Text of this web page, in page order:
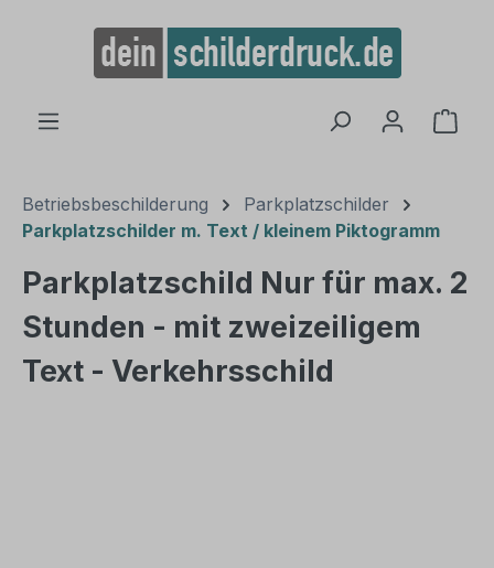
springen
Betriebsbeschilderung
Parkplatzschilder
Parkplatzschilder m. Text / kleinem Piktogramm
Parkplatzschild Nur für max. 2
Stunden - mit zweizeiligem
Text - Verkehrsschild